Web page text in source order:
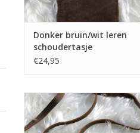
Donker bruin/wit leren
schoudertasje
€24,95
Bruin leren schoudertasje
TOEVOEGEN AAN WINKELWAGEN